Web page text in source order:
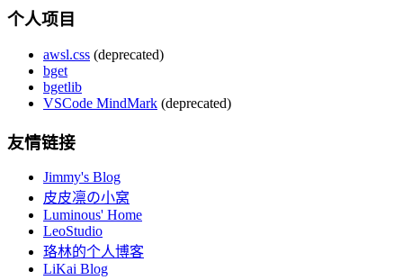
个人项目
awsl.css (deprecated)
bget
bgetlib
VSCode MindMark (deprecated)
友情链接
Jimmy's Blog
皮皮凛の小窝
Luminous' Home
LeoStudio
珞林的个人博客
LiKai Blog